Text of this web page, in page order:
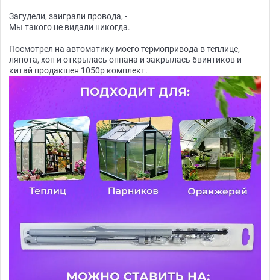
Загудели, заиграли провода, -
Мы такого не видали никогда.
Посмотрел на автоматику моего термопривода в теплице,
ляпота, хоп и открылась оппана и закрылась 6винтиков и
китай продакшен 1050р комплект.